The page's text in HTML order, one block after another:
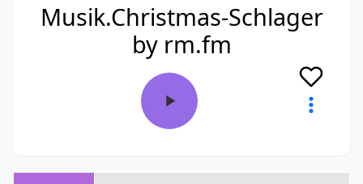
Musik.Christmas-Schlager
by rm.fm